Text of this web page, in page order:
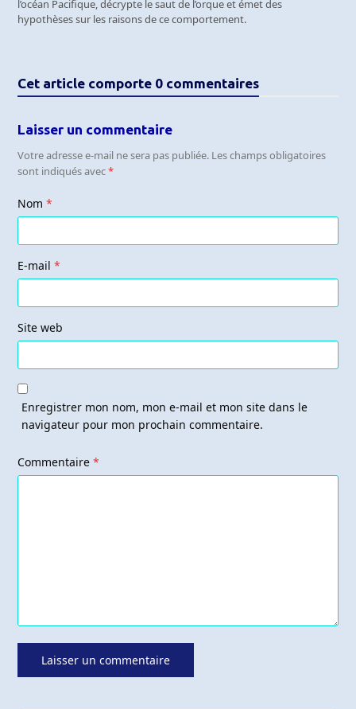
l’océan Pacifique, décrypte le saut de l’orque et émet des
hypothèses sur les raisons de ce comportement.
Cet article comporte 0 commentaires
Laisser un commentaire
Votre adresse e-mail ne sera pas publiée. Les champs obligatoires
sont indiqués avec*
Nom*
E-mail*
Site web
Enregistrer mon nom, mon e-mail et mon site dans le
navigateur pour mon prochain commentaire.
Commentaire*